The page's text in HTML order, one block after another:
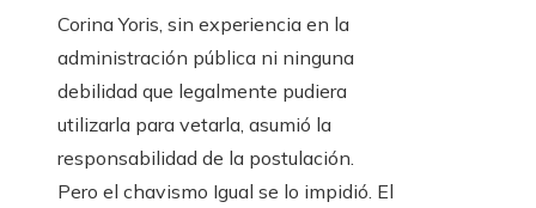
Corina Yoris, sin experiencia en la
administración pública ni ninguna
debilidad que legalmente pudiera
utilizarla para vetarla, asumió la
responsabilidad de la postulación.
Pero el chavismo Igual se lo impidió. El